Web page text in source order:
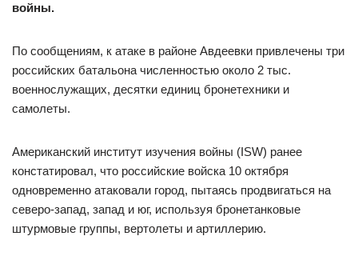
войны.
По сообщениям, к атаке в районе Авдеевки привлечены три
российских батальона численностью около 2 тыс.
военнослужащих, десятки единиц бронетехники и
самолеты.
Американский институт изучения войны (ISW) ранее
констатировал, что российские войска 10 октября
одновременно атаковали город, пытаясь продвигаться на
северо-запад, запад и юг, используя бронетанковые
штурмовые группы, вертолеты и артиллерию.